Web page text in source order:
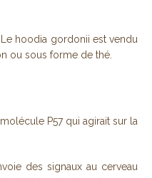
hoodia gordonii est vendu
ou sous forme de thé.
P57 qui agirait sur la
des signaux au cerveau